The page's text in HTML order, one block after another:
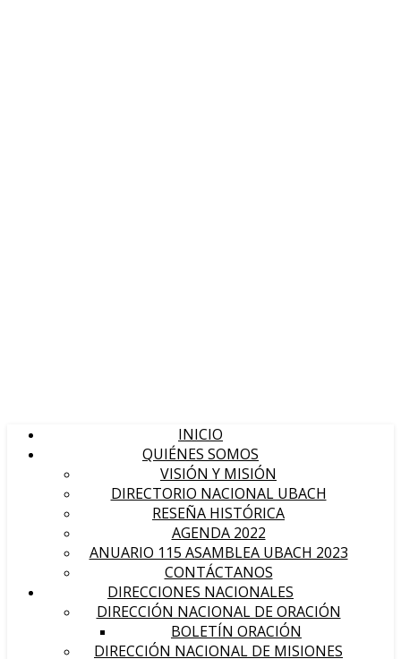
INICIO
QUIÉNES SOMOS
VISIÓN Y MISIÓN
DIRECTORIO NACIONAL UBACH
RESEÑA HISTÓRICA
AGENDA 2022
ANUARIO 115 ASAMBLEA UBACH 2023
CONTÁCTANOS
DIRECCIONES NACIONALES
DIRECCIÓN NACIONAL DE ORACIÓN
BOLETÍN ORACIÓN
DIRECCIÓN NACIONAL DE MISIONES